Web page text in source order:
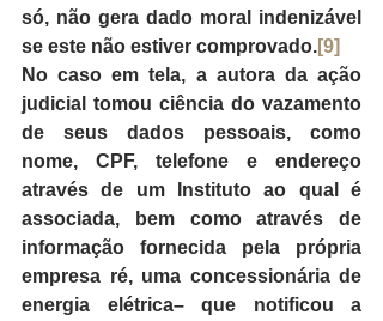
só, não gera dado moral indenizável
se este não estiver comprovado.[9]
No caso em tela, a autora da ação
judicial tomou ciência do vazamento
de seus dados pessoais, como
nome, CPF, telefone e endereço
através de um Instituto ao qual é
associada, bem como através de
informação fornecida pela própria
empresa ré, uma concessionária de
energia elétrica– que notificou a